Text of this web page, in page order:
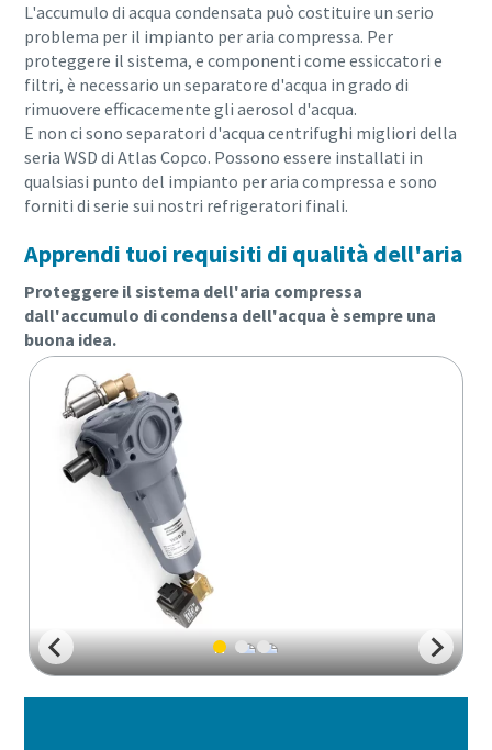
Tutto ciò che devi sapere sul tuo processo di
trasporto pneumatico
Scopri come creare un processo di trasporto pneumatico
più efficiente.
Per saperne di più
L'accumulo di acqua condensata può costituire un serio
problema per il impianto per aria compressa. Per
proteggere il sistema, e componenti come essiccatori e
filtri, è necessario un separatore d'acqua in grado di
rimuovere efficacemente gli aerosol d'acqua.
E non ci sono separatori d'acqua centrifughi migliori della
seria WSD di Atlas Copco. Possono essere installati in
qualsiasi punto del impianto per aria compressa e sono
forniti di serie sui nostri refrigeratori finali.
Apprendi tuoi requisiti di qualità dell'aria
Proteggere il sistema dell'aria compressa
dall'accumulo di condensa dell'acqua è sempre una
buona idea.